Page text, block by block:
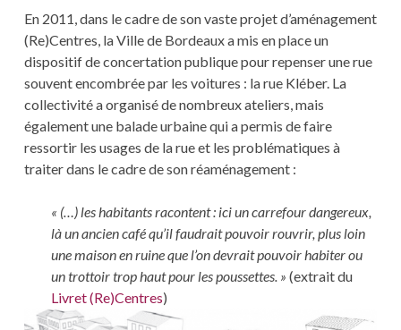
En 2011, dans le cadre de son vaste projet d’aménagement
(Re)Centres, la Ville de Bordeaux a mis en place un
dispositif de concertation publique pour repenser une rue
souvent encombrée par les voitures : la rue Kléber. La
collectivité a organisé de nombreux ateliers, mais
également une balade urbaine qui a permis de faire
ressortir les usages de la rue et les problématiques à
traiter dans le cadre de son réaménagement:
« (…) les habitants racontent : ici un carrefour dangereux,
là un ancien café qu’il faudrait pouvoir rouvrir, plus loin
une maison en ruine que l’on devrait pouvoir habiter ou
un trottoir trop haut pour les poussettes. » (extrait du
Livret (Re)Centres)